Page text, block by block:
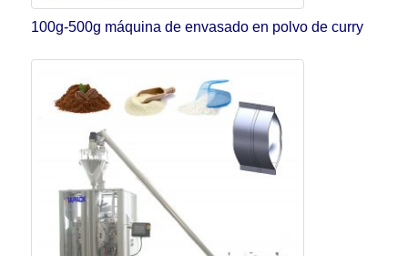
100g-500g máquina de envasado en polvo de curry